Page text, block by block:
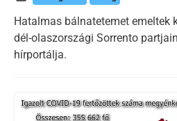
Hatalmas bálnatetemet emeltek
dél-olaszországi Sorrento
hírportálja.